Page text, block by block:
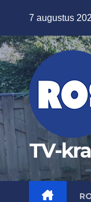
de
inhoud
7 augustus
TV-